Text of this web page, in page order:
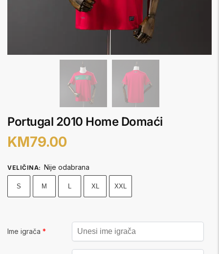
Portugal 2010 Home Domaći
KM79.00
VELIČINA: Nije odabrana
S M L XL XXL
Ime igrača *